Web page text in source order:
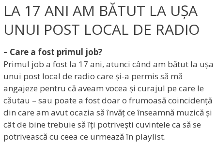
LA 17 ANI AM BĂTUT LA UȘA
UNUI POST LOCAL DE RADIO
– Care a fost primul job?
Primul job a fost la 17 ani, atunci când am bătut la ușa
unui post local de radio care și-a permis să mă
angajeze pentru că aveam vocea și curajul pe care le
căutau – sau poate a fost doar o frumoasă coincidență
din care am avut ocazia să învăț ce înseamnă muzică și
cât de bine trebuie să îți potrivești cuvintele ca să se
potrivească cu ceea ce urmează în playlist.